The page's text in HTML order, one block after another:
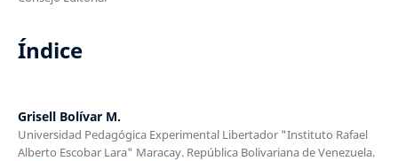
Índice
Grisell Bolívar M.
Universidad Pedagógica Experimental Libertador "Instituto Rafael
Alberto Escobar Lara" Maracay. República Bolivariana de Venezuela.